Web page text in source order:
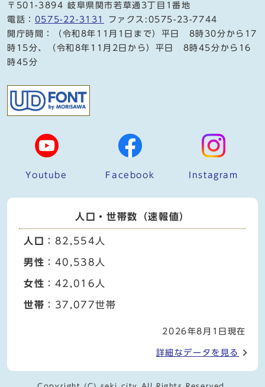
〒501-3894 岐阜県関市若草通3丁目1番地
電話： 0575-22-3131
ファクス:0575-23-7744
開庁時間：（令和8年11月1日まで）平日 8時30分から17
時15分、（令和8年11月2日から）平日 8時45分から16
時45分
Youtube Facebook Instagram
人口・世帯数（速報値）
人口 ：82,554人
男性 ：40,538人
女性 ：42,016人
世帯 ：37,077世帯
2026年8月1日現在
詳細なデータを見る